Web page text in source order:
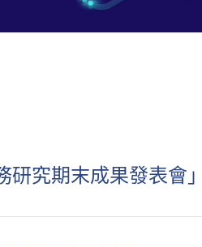
研究期末成果發表會」